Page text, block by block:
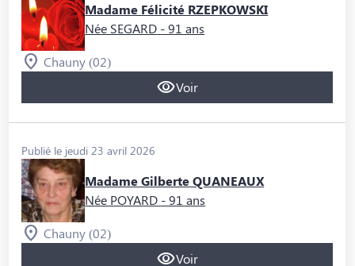
Madame Félicité RZEPKOWSKI
Née SEGARD - 91 ans
Chauny (02)
Voir
Publié le jeudi 23 avril 2026
Madame Gilberte QUANEAUX
Née POYARD - 91 ans
Chauny (02)
Voir